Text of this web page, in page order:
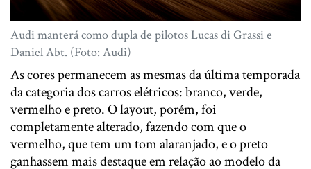
Audi manterá como dupla de pilotos Lucas di Grassi e
Daniel Abt. (Foto: Audi)
As cores permanecem as mesmas da última temporada
da categoria dos carros elétricos: branco, verde,
vermelho e preto. O layout, porém, foi
completamente alterado, fazendo com que o
vermelho, que tem um tom alaranjado, e o preto
ganhassem mais destaque em relação ao modelo da